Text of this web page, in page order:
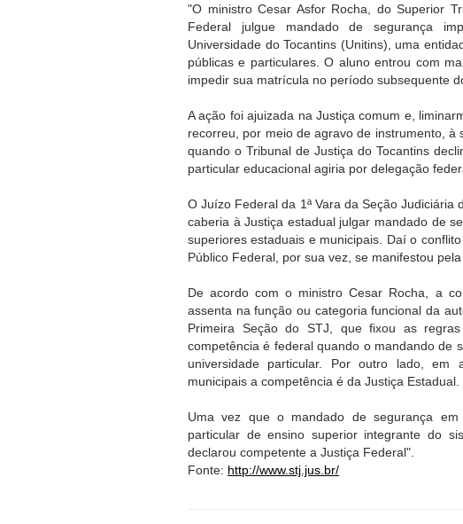
"O ministro Cesar Asfor Rocha, do Superior
Federal julgue mandado de segurança
Universidade do Tocantins (Unitins), uma
públicas e particulares. O aluno entrou com
impedir sua matrícula no período subsequente
A ação foi ajuizada na Justiça comum e,
recorreu, por meio de agravo de instrumento,
quando o Tribunal de Justiça do Tocantins
particular educacional agiria por delegação
O Juízo Federal da 1ª Vara da Seção
caberia à Justiça estadual julgar mandado de
superiores estaduais e municipais. Daí o
Público Federal, por sua vez, se manifestou
De acordo com o ministro Cesar Rocha, a
assenta na função ou categoria funcional da
Primeira Seção do STJ, que fixou as
competência é federal quando o mandando de
universidade particular. Por outro lado, em
municipais a competência é da Justiça Estadual.
Uma vez que o mandado de segurança
particular de ensino superior integrante do
declarou competente a Justiça Federal".
Fonte: http://www.stj.jus.br/